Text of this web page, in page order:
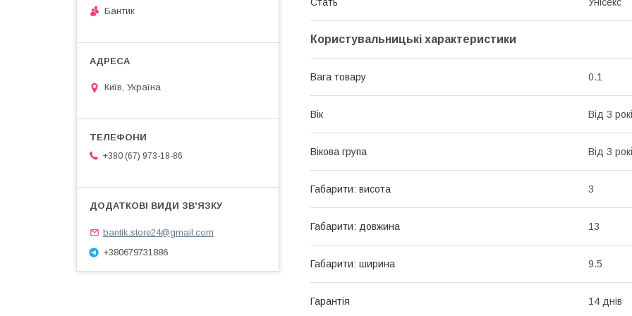
Стать Унісекс
Користувальницькі характеристики
Вага товару 0.1
Вік Від 3
Вікова група Від 3
Габарити: висота 3
Габарити: довжина 13
Габарити: ширина 9.5
Гарантія 14 днів
Бантик
Київ, Україна
+380 (67) 973-18-86
bantik.store24@gmail.com
+380679731886